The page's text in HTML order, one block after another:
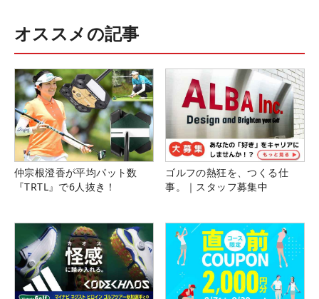
オススメの記事
仲宗根澄香が平均パット数
『TRTL』で6人抜き！
ゴルフの熱狂を、つくる仕
事。｜スタッフ募集中